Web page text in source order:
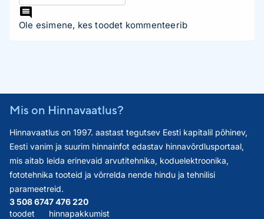
Ole esimene, kes toodet kommenteerib
Mis on Hinnavaatlus?
Hinnavaatlus on 1997. aastast tegutsev Eesti kapitalil põhinev,
Eesti vanim ja suurim hinnainfot edastav hinnavõrdlusportaal,
mis aitab leida erinevaid arvutitehnika, koduelektroonika,
fototehnika tooteid ja võrrelda nende hindu ja tehnilisi
parameetreid.
3 508 674
toodet
7 476 220
hinnapakkumist